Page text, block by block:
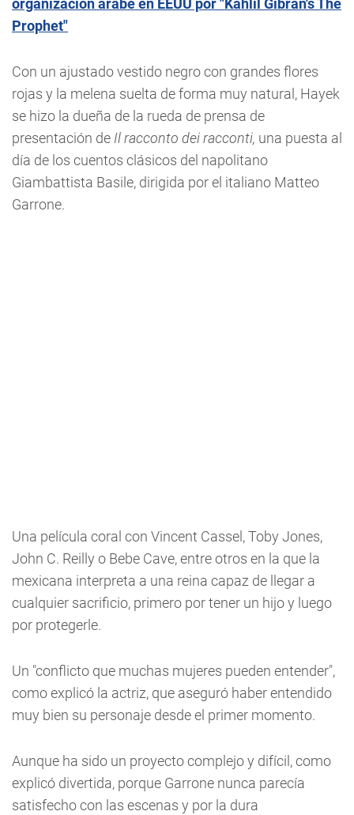
organización árabe en EEUU por "Kahlil Gibran's The
Prophet"
Con un ajustado vestido negro con grandes flores
rojas y la melena suelta de forma muy natural, Hayek
se hizo la dueña de la rueda de prensa de
presentación de Il racconto dei racconti, una puesta al
día de los cuentos clásicos del napolitano
Giambattista Basile, dirigida por el italiano Matteo
Garrone.
Una película coral con Vincent Cassel, Toby Jones,
John C. Reilly o Bebe Cave, entre otros en la que la
mexicana interpreta a una reina capaz de llegar a
cualquier sacrificio, primero por tener un hijo y luego
por protegerle.
Un "conflicto que muchas mujeres pueden entender",
como explicó la actriz, que aseguró haber entendido
muy bien su personaje desde el primer momento.
Aunque ha sido un proyecto complejo y difícil, como
explicó divertida, porque Garrone nunca parecía
satisfecho con las escenas y por la dura